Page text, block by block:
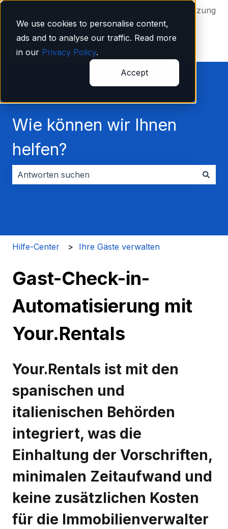
We use cookies to personalise content,
ads and to analyse our traffic. Read more
in our Privacy Policy.
Accept
Untermenü für Übersetzungen anzeigen
Mehr Unterstützung
Wie können wir Ihnen
helfen?
Hilfe-Center Ihre Gäste verwalten
Gast-Check-in-
Automatisierung mit
Your.Rentals
Your.Rentals ist mit den
spanischen und
italienischen Behörden
integriert, was die
Einhaltung der Vorschriften,
minimalen Zeitaufwand und
keine zusätzlichen Kosten
für die Immobilienverwalter